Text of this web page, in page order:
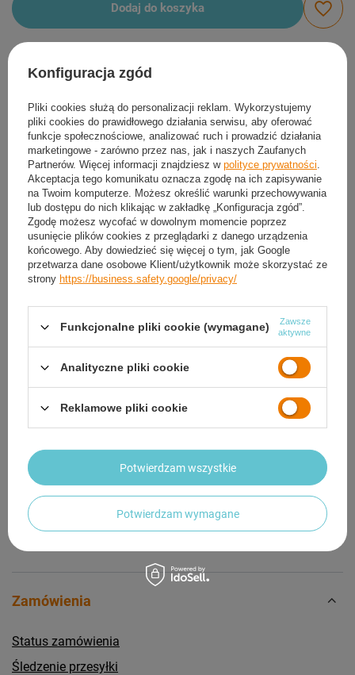
Dodaj do koszyka
Produkt dostępny Wysyłkajutro(7 szt. w magazynie)
Darmowa i szybka dostawaod50,00 zł
30dni na łatwy zwrot
Sprawdź, w którym sklepie obejrzysz i kupisz od ręki
Bezpieczne zakupy
OPIS
GWARANCJA
OPINIE
Potrzebujesz pomocy? Masz pytania?
Zadaj pytanie a my odpowiemy niezwłocznie,
najciekawsze pytania i odpowiedzi publikując
dla innych.
Zamówienia
Status zamówienia
Śledzenie przesyłki
Konfiguracja zgód
Pliki cookies służą do personalizacji reklam. Wykorzystujemy
pliki cookies do prawidłowego działania serwisu, aby oferować
funkcje społecznościowe, analizować ruch i prowadzić działania
marketingowe - zarówno przez nas, jak i naszych Zaufanych
Partnerów. Więcej informacji znajdziesz w polityce prywatności
Akceptacja tego komunikatu oznacza zgodę na ich zapisywanie
na Twoim komputerze. Możesz określić warunki przechowywania
lub dostępu do nich klikając w zakładkę „Konfiguracja zgód”.
Zgodę możesz wycofać w dowolnym momencie poprzez
usunięcie plików cookies z przeglądarki z danego urządzenia
końcowego. Aby dowiedzieć się więcej o tym, jak Google
przetwarza dane osobowe Klient/użytkownik może skorzystać ze
strony https://business.safety.google/privacy/
Funkcjonalne pliki cookie (wymagane)
Zawsze
aktywne
Analityczne pliki cookie
Reklamowe pliki cookie
Potwierdzam wymagane
Potwierdzam wszystkie